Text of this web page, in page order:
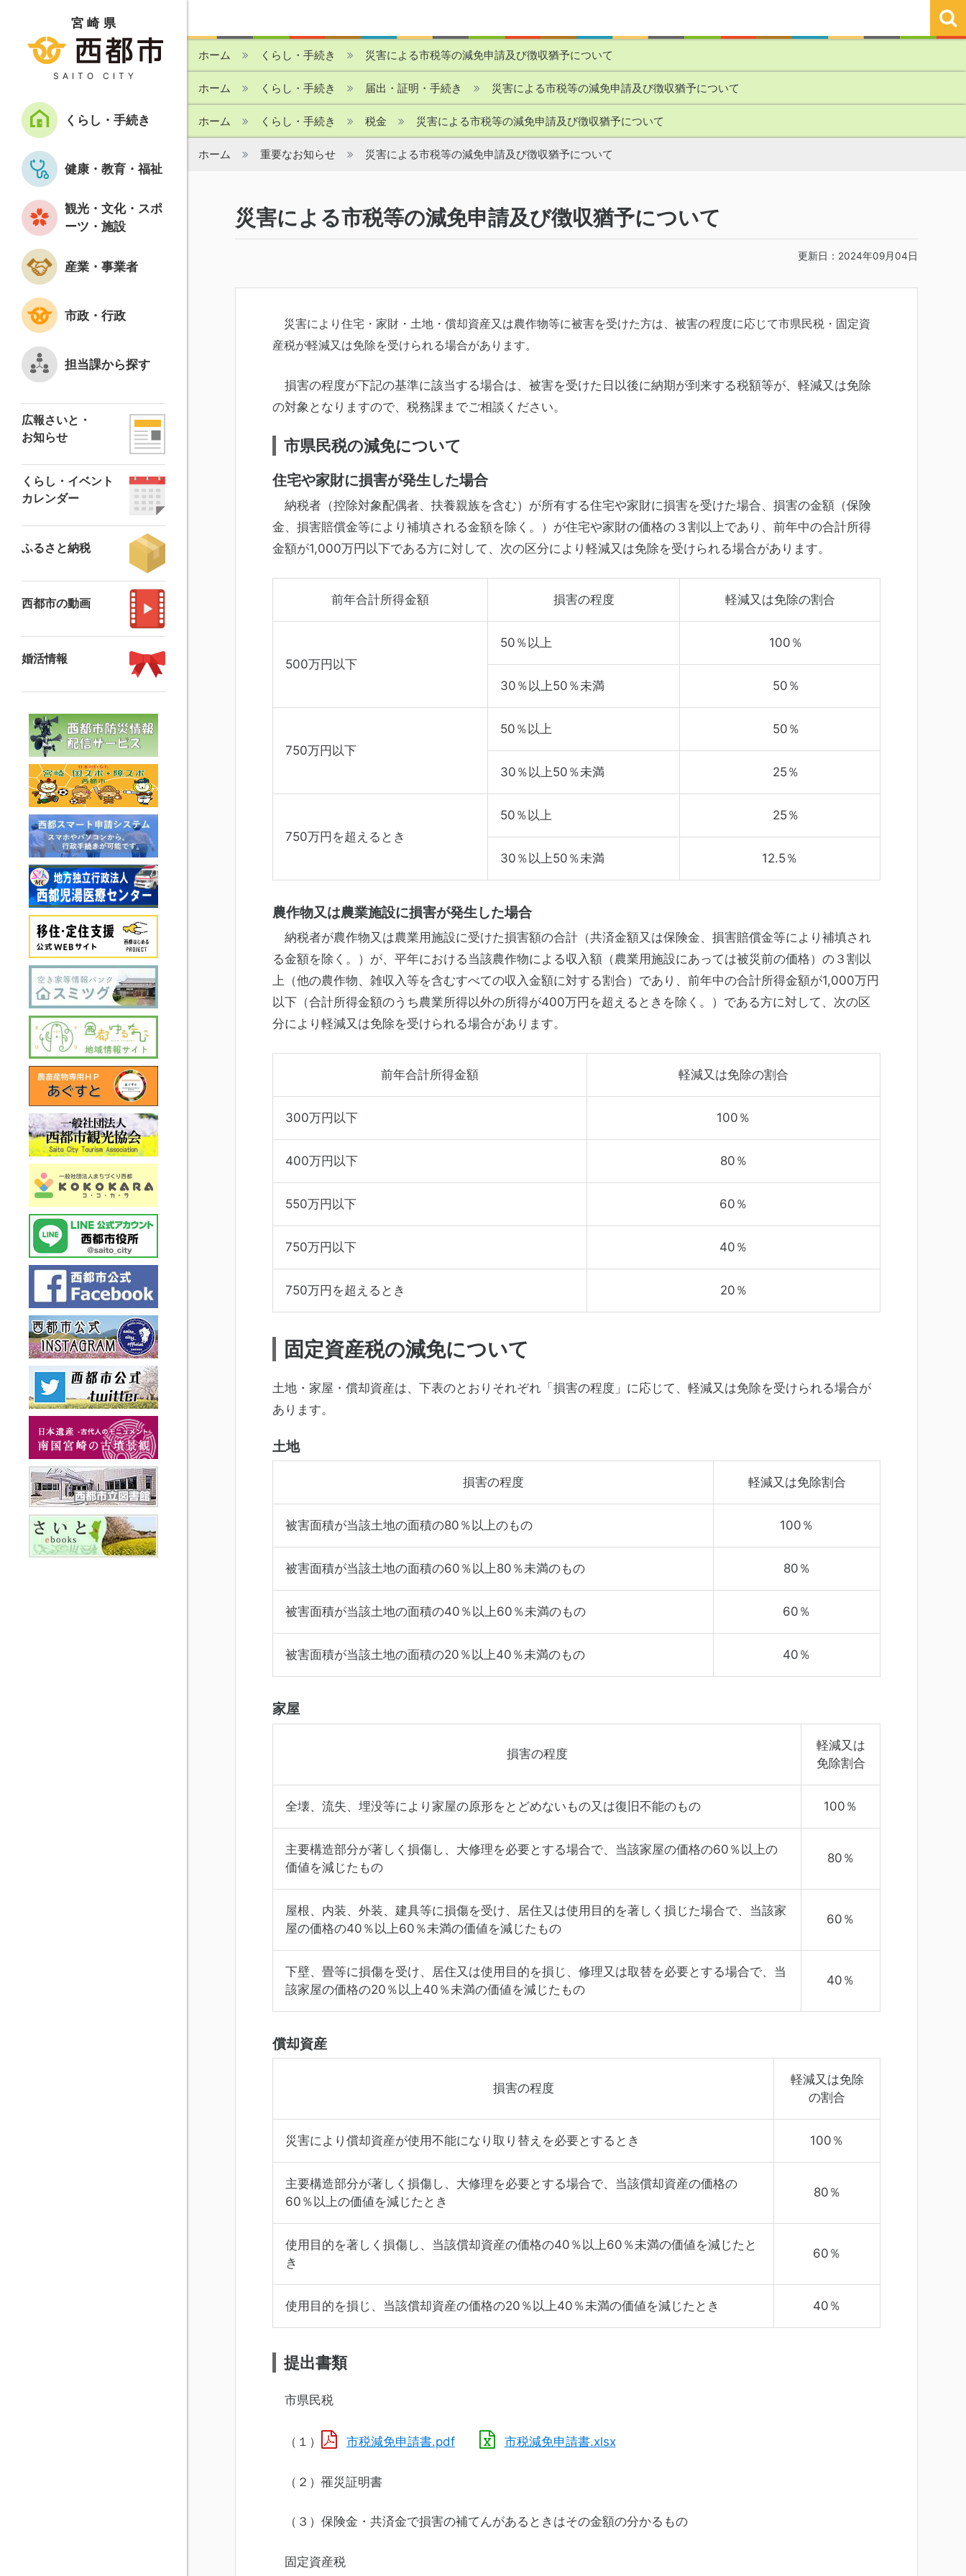
宮崎県
SAITO CITY
くらし・手続き
健康・教育・福祉
観光・文化・スポ
ーツ・施設
産業・事業者
市政・行政
担当課から探す
広報さいと・
お知らせ
くらし・イベント
カレンダー
ふるさと納税
西都市の動画
婚活情報
ホーム くらし・手続き 災害による市税等の減免申請及び徴収猶予について
ホーム くらし・手続き 届出・証明・手続き 災害による市税等の減免申請及び徴収猶予について
ホーム くらし・手続き 税金 災害による市税等の減免申請及び徴収猶予について
ホーム 重要なお知らせ 災害による市税等の減免申請及び徴収猶予について
災害による市税等の減免申請及び徴収猶予について
更新日：2024年09月04日
災害により住宅・家財・土地・償却資産又は農作物等に被害を受けた方は、被害の程度に応じて市県民税・固定資
産税が軽減又は免除を受けられる場合があります。
損害の程度が下記の基準に該当する場合は、被害を受けた日以後に納期が到来する税額等が、軽減又は免除
の対象となりますので、税務課までご相談ください。
市県民税の減免について
住宅や家財に損害が発生した場合
納税者（控除対象配偶者、扶養親族を含む）が所有する住宅や家財に損害を受けた場合、損害の金額（保険
金、損害賠償金等により補填される金額を除く。）が住宅や家財の価格の３割以上であり、 前年中の合計所得
金額が1,000万円以下である方に対して、次の区分により軽減又は免除を受けられる場合があります。
前年合計所得金額 損害の程度 軽減又は免除の割合
500万円以下
50％以上 100％
30％以上50％未満 50％
750万円以下
50％以上 50％
30％以上50％未満 25％
750万円を超えるとき
50％以上 25％
30％以上50％未満 12.5％
農作物又は農業施設に損害が発生した場合
納税者が農作物又は農業用施設に受けた損害額の合計（共済金額又は保険金、損害賠償金等により補填され
る金額を除く。）が、平年における当該農作物による収入額（農業用施設にあっては被災前の価格）の３割以
上（他の農作物、雑収入等を含むすべての収入金額に対する割合）であり、 前年中の合計所得金額が1,000万円
以下（合計所得金額のうち農業所得以外の所得が400万円を超えるときを除く。）である方に対して、次の区
分により軽減又は免除を受けられる場合があります。
前年合計所得金額 軽減又は免除の割合
300万円以下 100％
400万円以下 80％
550万円以下 60％
750万円以下 40％
750万円を超えるとき 20％
固定資産税の減免について
土地・家屋・償却資産は、下表のとおりそれぞれ「損害の程度」に応じて、軽減又は免除を受けられる場合が
あります。
土地
損害の程度 軽減又は免除割合
被害面積が当該土地の面積の80％以上のもの 100％
被害面積が当該土地の面積の60％以上80％未満のもの 80％
被害面積が当該土地の面積の40％以上60％未満のもの 60％
被害面積が当該土地の面積の20％以上40％未満のもの 40％
家屋
損害の程度
軽減又は
免除割合
全壊、流失、埋没等により家屋の原形をとどめないもの又は復旧不能のもの 100％
主要構造部分が著しく損傷し、大修理を必要とする場合で、当該家屋の価格の60％以上の
価値を減じたもの
80％
屋根、内装、外装、建具等に損傷を受け、居住又は使用目的を著しく損じた場合で、当該家
屋の価格の40％以上60％未満の価値を減じたもの
60％
下壁、畳等に損傷を受け、居住又は使用目的を損じ、修理又は取替を必要とする場合で、当
該家屋の価格の20％以上40％未満の価値を減じたもの
40％
償却資産
損害の程度
軽減又は免除
の割合
災害により償却資産が使用不能になり取り替えを必要とするとき 100％
主要構造部分が著しく損傷し、大修理を必要とする場合で、当該償却資産の価格の
60％以上の価値を減じたとき
80％
使用目的を著しく損傷し、当該償却資産の価格の40％以上60％未満の価値を減じたと
き
60％
使用目的を損じ、当該償却資産の価格の20％以上40％未満の価値を減じたとき 40％
提出書類
市県民税
（１） 市税減免申請書.pdf 市税減免申請書.xlsx
（２）罹災証明書
（３）保険金・共済金で損害の補てんがあるときはその金額の分かるもの
固定資産税